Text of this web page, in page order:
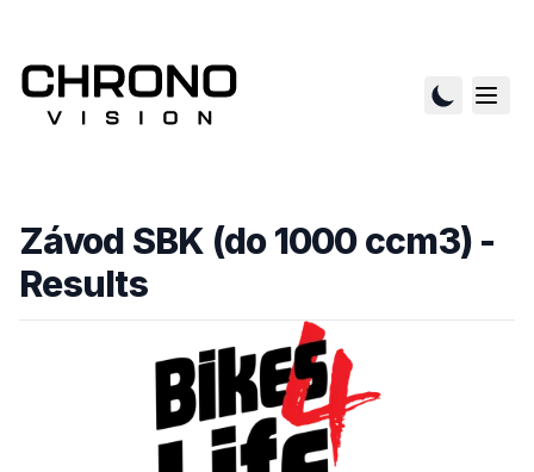
Závod SBK (do 1000 ccm3) -
Results